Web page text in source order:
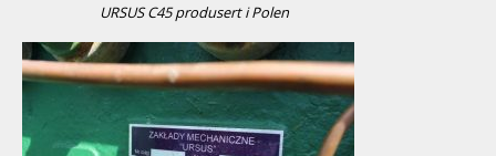
URSUS C45 produsert i Polen